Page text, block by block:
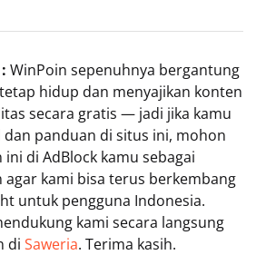
WinPoin sepenuhnya bergantung
hidup dan menyajikan konten
secara gratis — jadi jika kamu
panduan di situs ini, mohon
di AdBlock kamu sebagai
kami bisa terus berkembang
untuk pengguna Indonesia.
kami secara langsung
di Saweria. Terima kasih.